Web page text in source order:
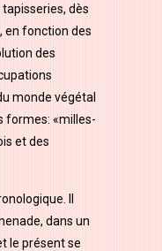
dès
en fonction des
des
monde végétal
formes: «milles-
et des
Il
dans un
le présent se